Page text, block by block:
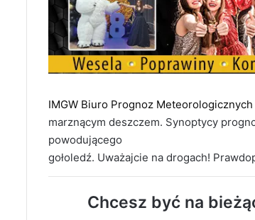
IMGW Biuro Prognoz
marznącym deszczem. Synoptycy
powodującego
gołoledź. Uważajcie na drogach!
Chcesz być na